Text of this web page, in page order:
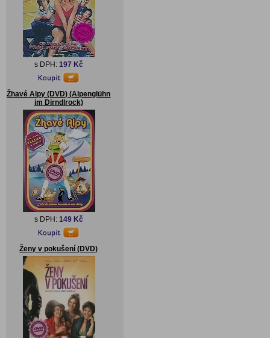
s DPH: 197 Kč
Žhavé Alpy (DVD) (Alpenglühn
im Dirndlrock)
s DPH: 149 Kč
Ženy v pokušení (DVD)